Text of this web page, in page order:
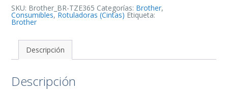
Texto
blanco
sobre
Ancho
36mm
metros
cantidad
SKU: Brother_BR-TZE365 Categorías: Brother,
Consumibles, Rotuladoras (Cintas) Etiqueta:
Brother
Descripción
Descripción